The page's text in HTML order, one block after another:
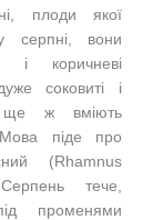
плоди якої
серпні, вони
і коричневі
соковиті і
ж вміють
піде про
(Rhamnus
тече,
променями